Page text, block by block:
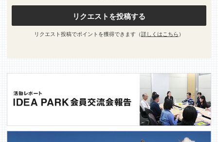
リクエストを投稿する
リクエスト投稿でポイントを獲得できます（詳しくはこちら ）